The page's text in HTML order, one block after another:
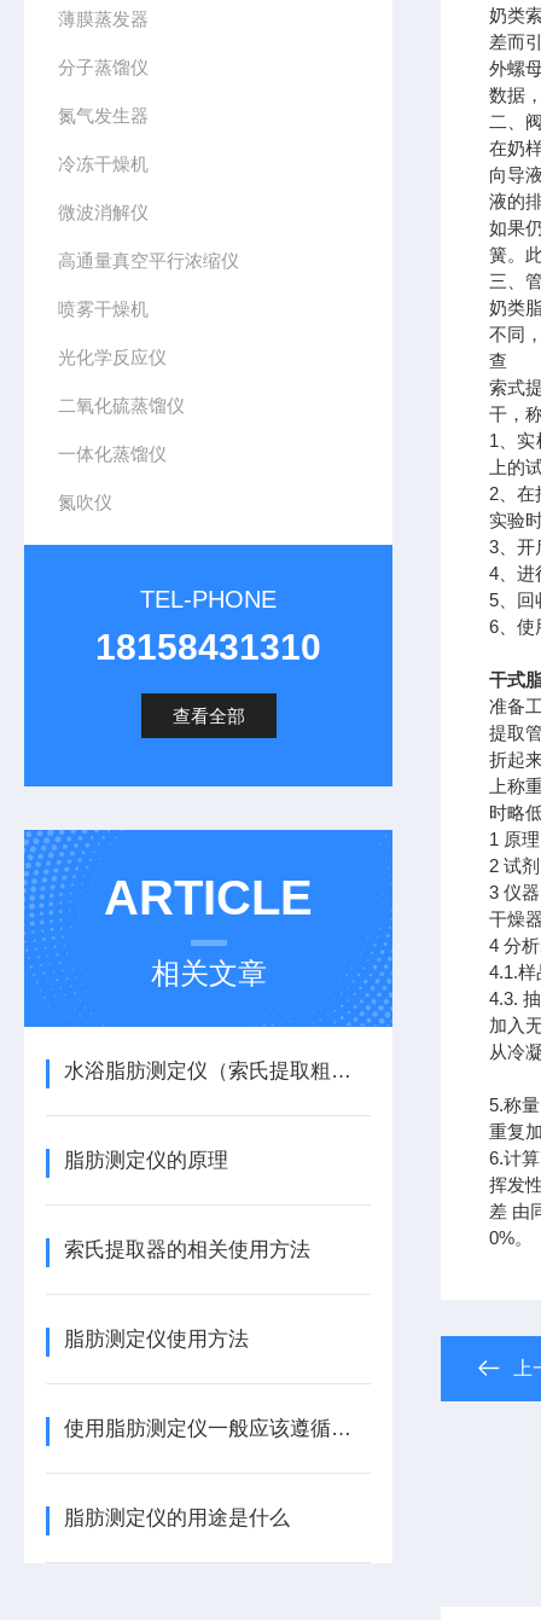
薄膜蒸发器
分子蒸馏仪
氮气发生器
冷冻干燥机
微波消解仪
高通量真空平行浓缩仪
喷雾干燥机
光化学反应仪
二氧化硫蒸馏仪
一体化蒸馏仪
氮吹仪
TEL-PHONE
18158431310
查看全部
ARTICLE
相关文章
水浴脂肪测定仪（索氏提取粗脂肪测定仪）完整原理
脂肪测定仪的原理
索氏提取器的相关使用方法
脂肪测定仪使用方法
使用脂肪测定仪一般应该遵循的基本原则
脂肪测定仪的用途是什么
奶类
差而
外螺
数据
二、
在奶
向导
液的
如果
簧。
三、
奶类
不同
查
索式
干，
1、
上的
2、在
实验
3、开
4、进
5、回
6、使
干式
准备
提取
折起
上称
时略
1 原
2 试
3 仪
干燥
4 分
4.1.
4.3.
加入
从冷
5.称
重复
6.计
挥发
差 由
0%。